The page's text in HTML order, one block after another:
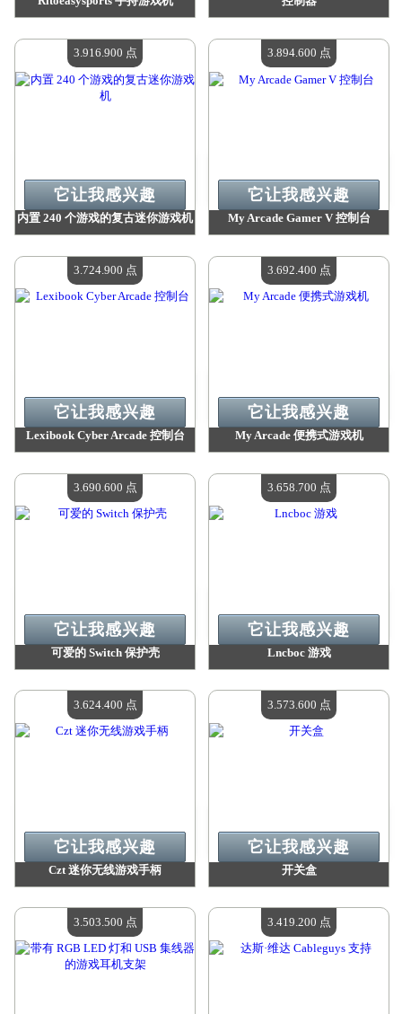
现有数量：4
现有数量：4
内置 240 个游戏的复古迷你游戏机
现有数量：4
它让我感兴趣
3.916.900 点
My Arcade Gamer V 控制台
现有数量：4
它让我感兴趣
3.894.600 点
Lexibook Cyber​​ Arcade 控制台
现有数量：4
它让我感兴趣
3.724.900 点
My Arcade 便携式游戏机
现有数量：4
它让我感兴趣
3.692.400 点
可爱的 Switch 保护壳
现有数量：4
它让我感兴趣
3.690.600 点
Lncboc 游戏
现有数量：4
它让我感兴趣
3.658.700 点
Czt 迷你无线游戏手柄
现有数量：4
它让我感兴趣
3.624.400 点
开关盒
现有数量：4
它让我感兴趣
3.573.600 点
3.503.500 点 3.419.200 点